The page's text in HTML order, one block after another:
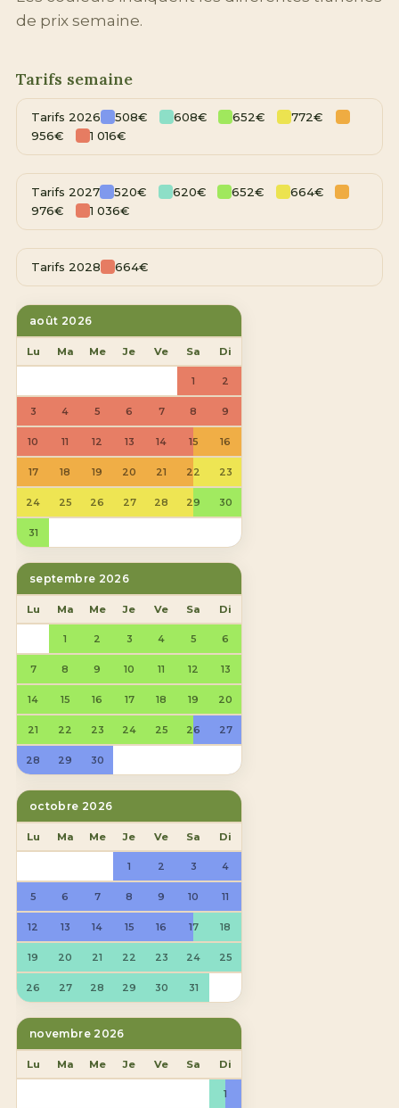
de prix semaine.
Tarifs semaine
Tarifs 2026 508€ 608€ 652€
772€
956€
1 016€
Tarifs 2027 520€ 620€ 652€
664€
976€
1 036€
Tarifs 2028 664€
août 2026
Lu Ma Me Je Ve Sa Di
1 2
3 4 5 6 7 8 9
10 11 12 13 14 15 16
17 18 19 20 21 22 23
24 25 26 27 28 29 30
31
septembre 2026
Lu Ma Me Je Ve Sa Di
1 2 3 4 5 6
7 8 9 10 11 12 13
14 15 16 17 18 19 20
21 22 23 24 25 26 27
28 29 30
octobre 2026
Lu Ma Me Je Ve Sa Di
1 2 3 4
5 6 7 8 9 10 11
12 13 14 15 16 17 18
19 20 21 22 23 24 25
26 27 28 29 30 31
novembre 2026
Lu Ma Me Je Ve Sa Di
1